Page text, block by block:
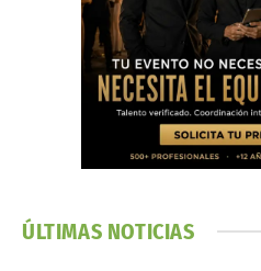
ÚLTIMAS NOTICIAS